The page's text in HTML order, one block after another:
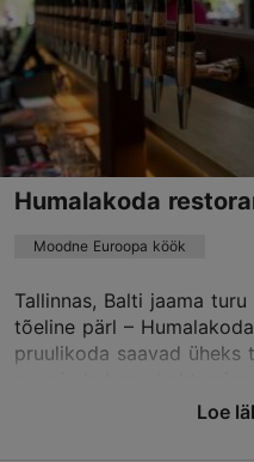
Humalakoda
Moodne Euroopa köök
Tallinnas, Balti jaama
tõeline pärl –
pruulikoda saavad üheks
Loe